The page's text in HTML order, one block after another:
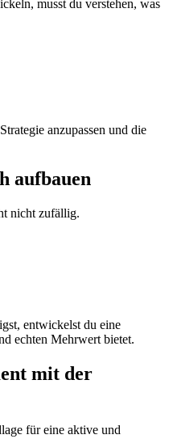
musst du verstehen, was
anzupassen und die
aufbauen
nicht zufällig.
entwickelst du eine
echten Mehrwert bietet.
mit der
für eine aktive und